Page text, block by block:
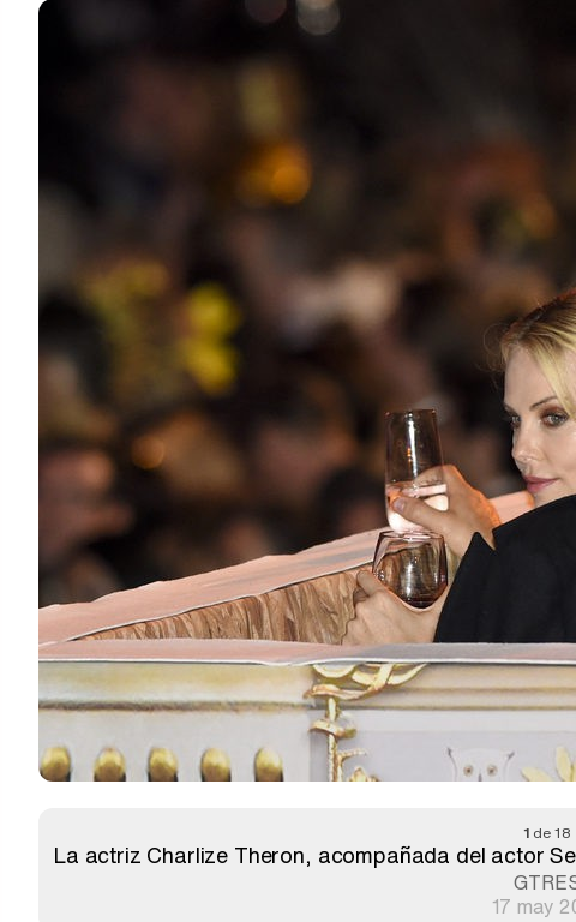
1 de 18
La actriz Charlize Theron, acompañada del actor
17 may